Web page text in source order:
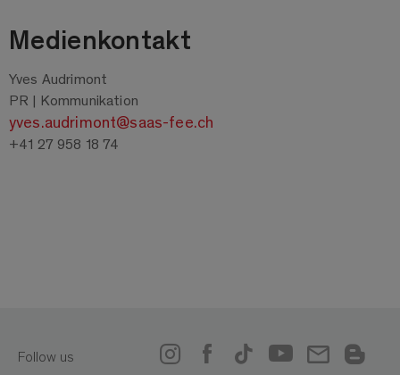
Medienkontakt
Yves Audrimont
PR | Kommunikation
yves.audrimont@saas-fee.ch
+41 27 958 18 74
Follow us